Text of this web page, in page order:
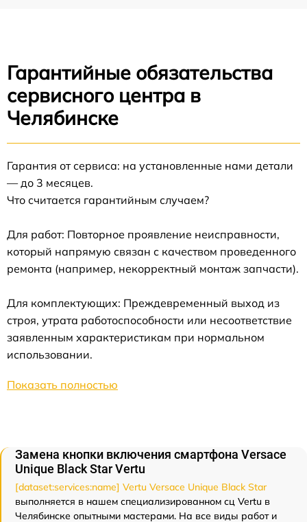
Гарантийные обязательства
сервисного центра в
Челябинске
Гарантия от сервиса: на установленные нами детали
— до 3 месяцев.
Что считается гарантийным случаем?
Для работ: Повторное проявление неисправности,
который напрямую связан с качеством проведенного
ремонта (например, некорректный монтаж запчасти).
Для комплектующих: Преждевременный выход из
строя, утрата работоспособности или несоответствие
заявленным характеристикам при нормальном
использовании.
Показать полностью
Замена кнопки включения смартфона Versace
Unique Black Star Vertu
[dataset:services:name] Vertu Versace Unique Black Star
выполняется в нашем специализированном сц Vertu в
Челябинске опытными мастерами. На все виды работ и